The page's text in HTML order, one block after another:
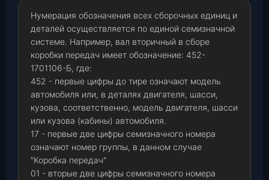
Нумерация обозначения всех сборочных единиц и
деталей осуществляется по единой семизначной
системе. Например, вал вторичный в сборе
коробки передач имеет обозначение: 452-
1701106-Б, где:
452 - первые цифры до тире означают модель
автомобиля или, в деталях двигателя, шасси,
кузова, соответственно, модель двигателя, шасси
или кузова (кабины) автомобиля.
17 - первые две цифры семизначного номера
означают номер группы, в данном случае
"Коробка передач"
01 - вторые две цифры семизначного номера